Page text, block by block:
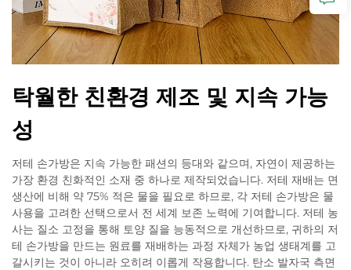
탁월한 친환경 제조 및 지속 가능
성
저테 손가방은 지속 가능한 패션의 등대와 같으며, 자연이 제공하는
가장 환경 친화적인 소재 중 하나로 제작되었습니다. 저테 재배는 면
생산에 비해 약 75% 적은 물을 필요로 하므로, 각 저테 손가방은 물
사용을 고려한 선택으로서 전 세계 보존 노력에 기여합니다. 저테 농
사는 질소 고정을 통해 토양 질을 능동적으로 개선하므로, 귀하의 저
테 손가방을 만드는 원료를 재배하는 과정 자체가 농업 생태계를 고
갈시키는 것이 아니라 오히려 이롭게 작용합니다. 탄소 발자국 측면